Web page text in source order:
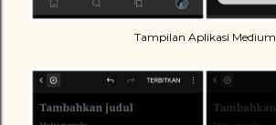
Tampilan Aplikasi Medium